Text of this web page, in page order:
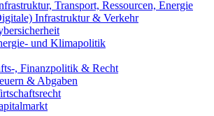
Transport, Ressourcen, Energie
Infrastruktur & Verkehr
und Klimapolitik
, Finanzpolitik & Recht
& Abgaben